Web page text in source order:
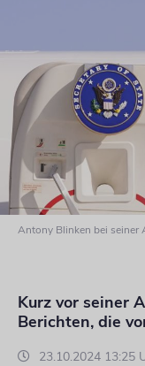
Antony Blinken bei seiner
Kurz vor seiner
Berichten, die
23.10.2024 13:25